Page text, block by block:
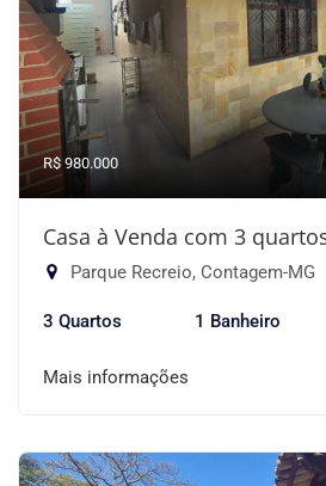
R$ 980.000
Casa à Venda com 3
Parque Recreio, Contagem-MG
3 Quartos 1 Banheiro
Mais informações